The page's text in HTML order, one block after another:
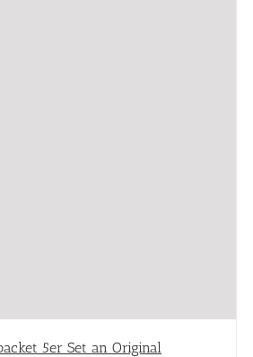
5er Set an Original